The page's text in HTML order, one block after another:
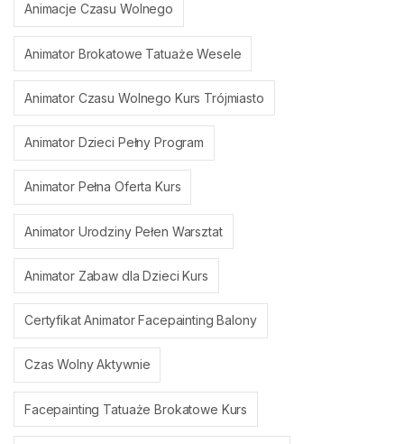
Animacje Czasu Wolnego
Animator Brokatowe Tatuaże Wesele
Animator Czasu Wolnego Kurs Trójmiasto
Animator Dzieci Pełny Program
Animator Pełna Oferta Kurs
Animator Urodziny Pełen Warsztat
Animator Zabaw dla Dzieci Kurs
Certyfikat Animator Facepainting Balony
Czas Wolny Aktywnie
Facepainting Tatuaże Brokatowe Kurs